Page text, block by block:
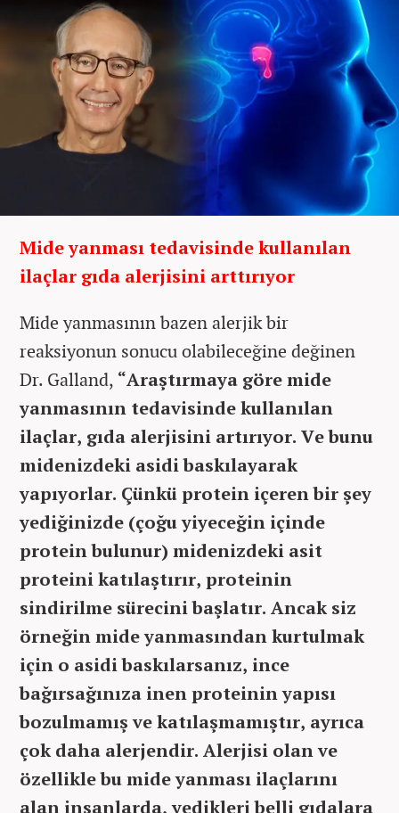
Mide yanması tedavisinde kullanılan
ilaçlar gıda alerjisini arttırıyor
Mide yanmasının bazen alerjik bir
reaksiyonun sonucu olabileceğine değinen
Dr. Galland, “Araştırmaya göre mide
yanmasının tedavisinde kullanılan
ilaçlar, gıda alerjisini artırıyor. Ve bunu
midenizdeki asidi baskılayarak
yapıyorlar. Çünkü protein içeren bir şey
yediğinizde (çoğu yiyeceğin içinde
protein bulunur) midenizdeki asit
proteini katılaştırır, proteinin
sindirilme sürecini başlatır. Ancak siz
örneğin mide yanmasından kurtulmak
için o asidi baskılarsanız, ince
bağırsağınıza inen proteinin yapısı
bozulmamış ve katılaşmamıştır, ayrıca
çok daha alerjendir. Alerjisi olan ve
özellikle bu mide yanması ilaçlarını
alan insanlarda, yedikleri belli gıdalara